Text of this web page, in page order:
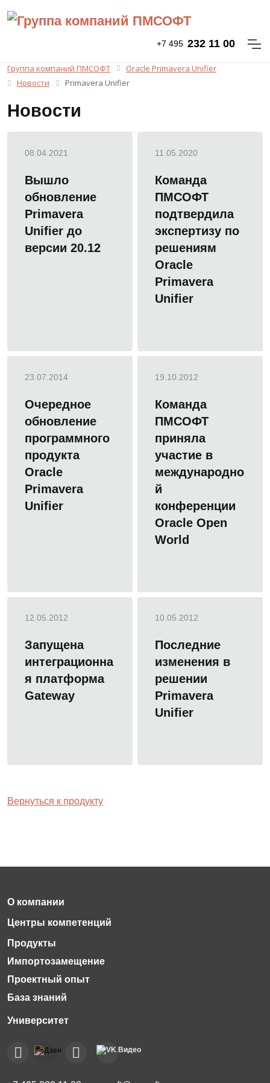
+7 495 232 11 00
Группа компаний ПМСОФТ
Oracle Primavera Unifier
Новости
Primavera Unifier
Новости
08.04.2021
Вышло
обновление
Primavera
Unifier до
версии 20.12
11.05.2020
Команда
ПМСОФТ
подтвердила
экспертизу по
решениям
Oracle
Primavera
Unifier
23.07.2014
Очередное
обновление
программного
продукта
Oracle
Primavera
Unifier
19.10.2012
Команда
ПМСОФТ
приняла
участие в
международно
й
конференции
Oracle Open
World
12.05.2012
Запущена
интеграционна
я платформа
Gateway
10.05.2012
Последние
изменения в
решении
Primavera
Unifier
Вернуться к продукту
Импортозамещение
Проектный опыт
База знаний